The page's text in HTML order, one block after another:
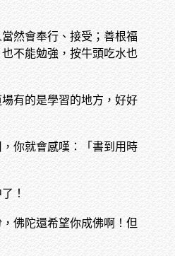
然會奉行、接受；善根福
不能勉強，按牛頭吃水也
有的是學習的地方，好好
你就會感嘆：「書到用時
！
佛陀還希望你成佛啊！但